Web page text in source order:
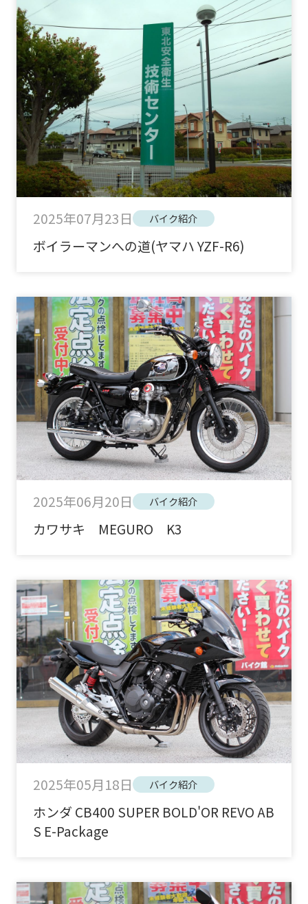
2025年07月23日 バイク紹介
ボイラーマンへの道(ヤマハ YZF-R6)
2025年06月20日 バイク紹介
カワサキ MEGURO K3
2025年05月18日 バイク紹介
ホンダ CB400 SUPER BOLD'OR REVO AB
S E-Package